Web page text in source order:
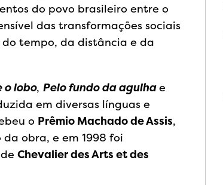
do povo brasileiro entre o
das transformações sociais
tempo, da distância e da
o lobo, Pelo fundo da agulhae
em diversas línguas e
o Prêmio Machado de Assis,
obra, e em 1998 foi
Chevalier des Arts et des